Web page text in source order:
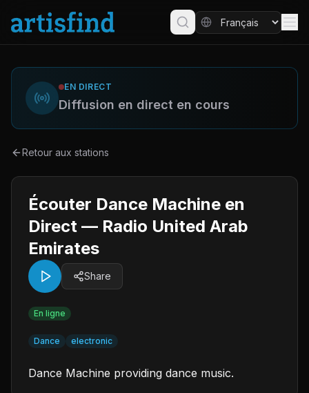
EN DIRECT
Diffusion en direct en cours
Retour aux stations
Écouter Dance Machine en
Direct — Radio United Arab
Emirates
Share
En ligne
Dance electronic
Dance Machine providing dance music.